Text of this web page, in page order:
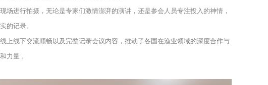
进行拍摄，无论是专家们激情澎湃的演讲，还是参会人员专注投入的神情，
的记录。
线下交流顺畅以及完整记录会议内容，推动了各国在渔业领域的深度合作与
力量 。